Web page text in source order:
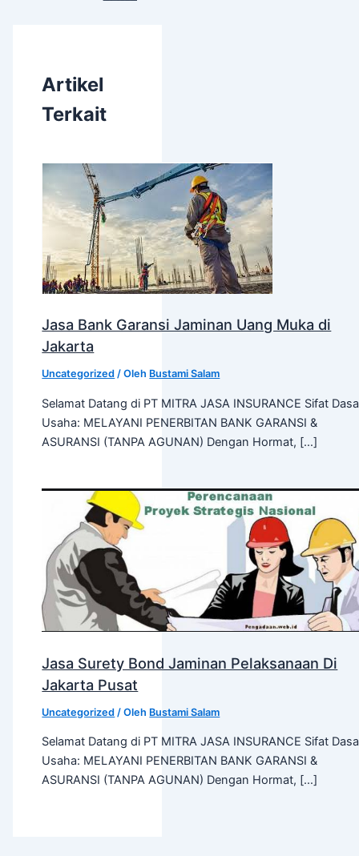
Artikel
Terkait
Jasa Bank Garansi Jaminan Uang Muka di
Jakarta
Uncategorized / Oleh Bustami Salam
Selamat Datang di PT MITRA JASA INSURANCE Sifat
Usaha: MELAYANI PENERBITAN BANK GARANSI &
ASURANSI (TANPA AGUNAN) Dengan Hormat, […]
Jasa Surety Bond Jaminan Pelaksanaan Di
Jakarta Pusat
Uncategorized / Oleh Bustami Salam
Selamat Datang di PT MITRA JASA INSURANCE Sifat
Usaha: MELAYANI PENERBITAN BANK GARANSI &
ASURANSI (TANPA AGUNAN) Dengan Hormat, […]